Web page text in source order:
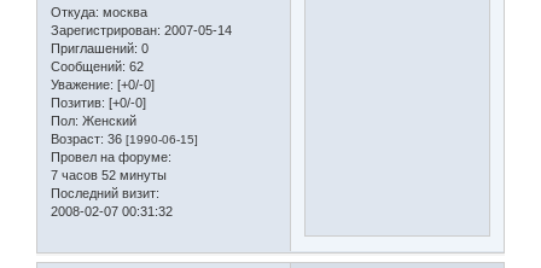
Откуда: москва
Зарегистрирован: 2007-05-14
Приглашений: 0
Сообщений: 62
Уважение: [+0/-0]
Позитив: [+0/-0]
Пол: Женский
Возраст: 36 [1990-06-15]
Провел на форуме:
7 часов 52 минуты
Последний визит:
2008-02-07 00:31:32